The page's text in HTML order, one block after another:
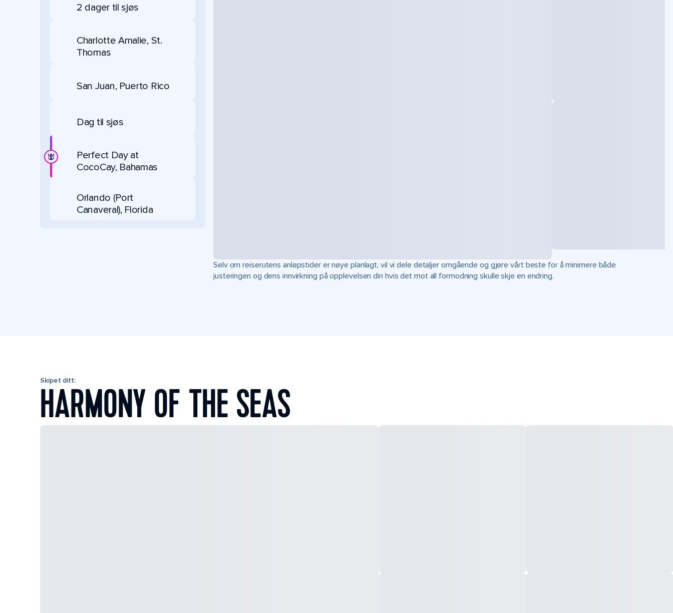
2 dager til sjøs
Charlotte Amalie, St.
Thomas
San Juan, Puerto Rico
Dag til sjøs
Perfect Day at
CocoCay, Bahamas
Orlando (Port
Canaveral), Florida
Selv om reiserutens anløpstider er nøye planlagt, vil vi dele detaljer omgående og gjøre vårt beste for å minimere både
justeringen og dens innvirkning på opplevelsen din hvis det mot all formodning skulle skje en endring.
Skipet ditt:
HARMONY OF THE SEAS